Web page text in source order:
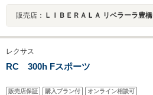
販売店： ＬＩＢＥＲＡＬＡ リベラーラ豊橋
レクサス
RC 300h Fスポーツ
販売店保証 購入プラン付 オンライン相談可